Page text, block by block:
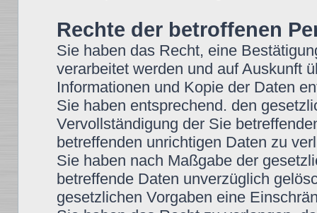
Rechte der betroffenen
Sie haben das Recht, eine
verarbeitet werden und auf Auskunft
Informationen und Kopie der Daten
Sie haben entsprechend. den
Vervollständigung der Sie
betreffenden unrichtigen Daten zu
Sie haben nach Maßgabe der
betreffende Daten unverzüglich
gesetzlichen Vorgaben eine